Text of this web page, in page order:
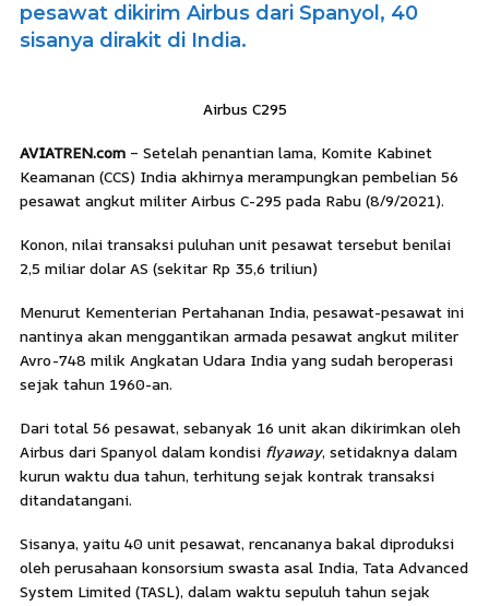
pesawat dikirim Airbus dari Spanyol, 40
sisanya dirakit di India.
Airbus C295
AVIATREN.com – Setelah penantian lama, Komite Kabinet
Keamanan (CCS) India akhirnya merampungkan pembelian 56
pesawat angkut militer Airbus C-295 pada Rabu (8/9/2021).
Konon, nilai transaksi puluhan unit pesawat tersebut benilai
2,5 miliar dolar AS (sekitar Rp 35,6 triliun)
Menurut Kementerian Pertahanan India, pesawat-pesawat ini
nantinya akan menggantikan armada pesawat angkut militer
Avro-748 milik Angkatan Udara India yang sudah beroperasi
sejak tahun 1960-an.
Dari total 56 pesawat, sebanyak 16 unit akan dikirimkan oleh
Airbus dari Spanyol dalam kondisi flyaway, setidaknya dalam
kurun waktu dua tahun, terhitung sejak kontrak transaksi
ditandatangani.
Sisanya, yaitu 40 unit pesawat, rencananya bakal diproduksi
oleh perusahaan konsorsium swasta asal India, Tata Advanced
System Limited (TASL), dalam waktu sepuluh tahun sejak